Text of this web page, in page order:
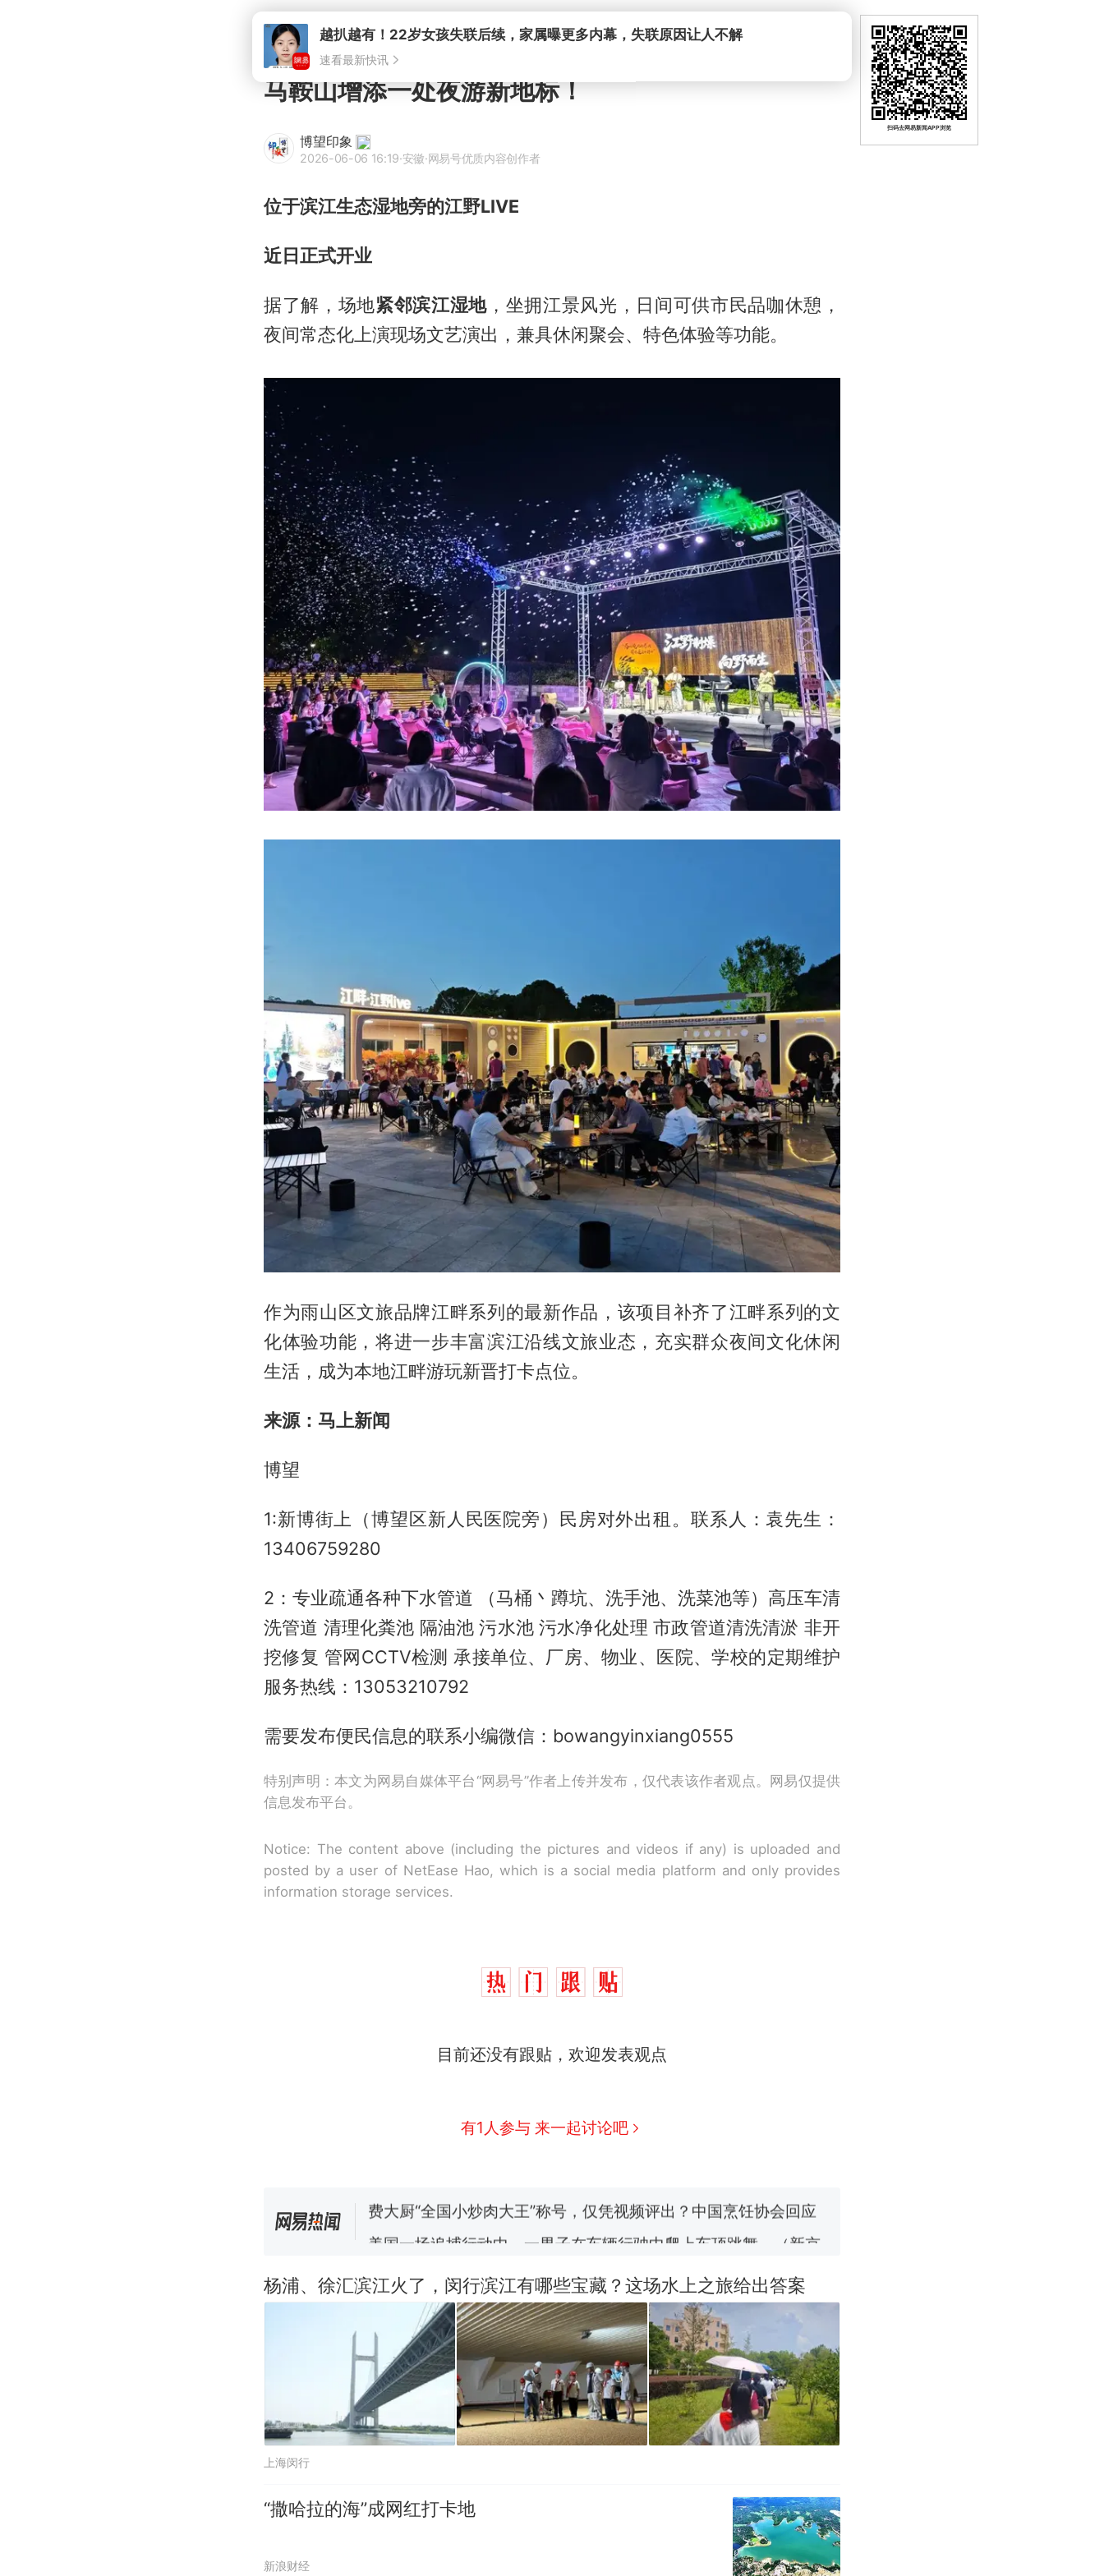
马鞍山增添一处夜游新地标！
博望印象
2026-06-06 16:19·安徽·网易号优质内容创作者
位于滨江生态湿地旁的江野LIVE
近日正式开业
据了解，场地紧邻滨江湿地 ，坐拥江景风光，日间可供市民品咖休憩，
夜间常态化上演现场文艺演出，兼具休闲聚会、特色体验等功能。
作为雨山区文旅品牌江畔系列的最新作品，该项目补齐了江畔系列的文
化体验功能，将进一步丰富滨江沿线文旅业态，充实群众夜间文化休闲
生活，成为本地江畔游玩新晋打卡点位。
来源：马上新闻
博望
1:新博街上（博望区新人民医院旁）民房对外出租。联系人：袁先生：
13406759280
2：专业疏通各种下水管道 （马桶丶蹲坑、洗手池、洗菜池等）高压车清
洗管道 清理化粪池 隔油池 污水池 污水净化处理 市政管道清洗清淤 非开
挖修复 管网CCTV检测 承接单位、厂房、物业、医院、学校的定期维护
服务热线：13053210792
需要发布便民信息的联系小编微信：bowangyinxiang0555
特别声明：本文为网易自媒体平台“网易号”作者上传并发布，仅代表该作者观点。网易仅提供
信息发布平台。
Notice: The content above (including the pictures and videos if any) is uploaded and
posted by a user of NetEase Hao, which is a social media platform and only provides
information storage services.
目前还没有跟贴，欢迎发表观点
有1人参与 来一起讨论吧
男子上山采菌偶然发现鸡枞菌窝，原地守1天等它长大：挖了
美国一场追捕行动中，一男子在车辆行驶中爬上车顶跳舞。（新京
报）
惊艳！字都飘起来了 博主在田间创作“悬浮字” 网友：真·裸眼3D！
西班牙飞地休达边境，摩洛哥士兵搬起大石块投向移民引争议，
此前一天内数万人从摩洛哥涌入西班牙
杨浦、徐汇滨江火了，闵行滨江有哪些宝藏？这场水上之旅给出答案
上海闵行
“撒哈拉的海”成网红打卡地
新浪财经
扫码去网易新闻APP浏览